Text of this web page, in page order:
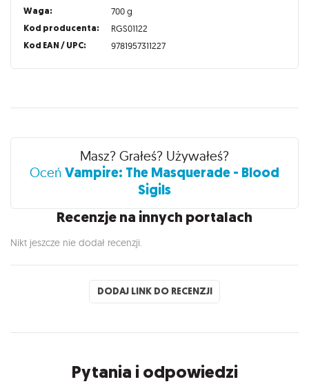
Waga: 700 g
Kod producenta: RGS01122
Kod EAN / UPC: 9781957311227
Recenzje
Masz? Grałeś? Używałeś?
Oceń Vampire: The Masquerade - Blood
Sigils
Recenzje na innych portalach
Nikt jeszcze nie dodał recenzji.
DODAJ LINK DO RECENZJI
Pytania i odpowiedzi